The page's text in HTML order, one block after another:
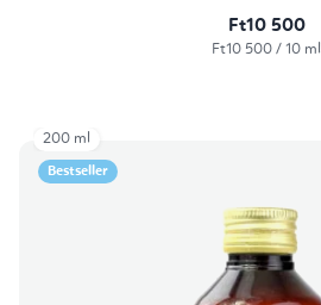
Ft10 500
Egységár:
Ft10 500 / 10 ml
Bestseller
200 ml